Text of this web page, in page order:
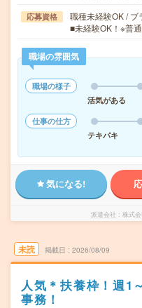
応募資格
職種未経験OK / ブ
■未経験OK！※普
職場の雰囲気
職場の様子
活気がある
仕事の仕方
テキパキ
気になる!
派遣会社 株式
未読 掲載日 2026/08/09
人気＊扶養枠！週1
事務！